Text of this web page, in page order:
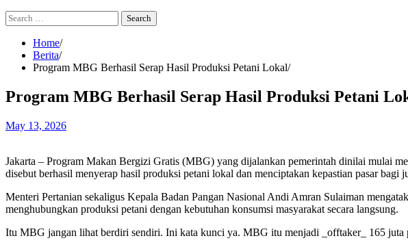
Search
for:
Home
Berita
Program MBG Berhasil Serap Hasil Produksi Petani Lokal
Program MBG Berhasil Serap Hasil Produksi Petani
May 13, 2026
Jakarta – Program Makan Bergizi Gratis (MBG) yang dijalankan pemerintah dinilai mulai
disebut berhasil menyerap hasil produksi petani lokal dan menciptakan kepastian pasar bagi
Menteri Pertanian sekaligus Kepala Badan Pangan Nasional Andi Amran Sulaiman
menghubungkan produksi petani dengan kebutuhan konsumsi masyarakat secara langsung.
Itu MBG jangan lihat berdiri sendiri. Ini kata kunci ya. MBG itu menjadi _offtaker_ 165